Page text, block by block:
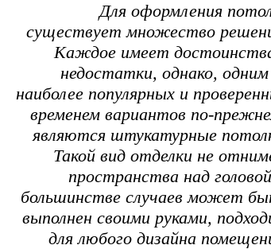
Для оформления
существует множество
Каждое имеет
недостатки, однако, одним
наиболее популярных и
временем вариантов по-
являются штукатурные
Такой вид отделки не
пространства над
большинстве случаев может
выполнен своими руками,
для любого дизайна